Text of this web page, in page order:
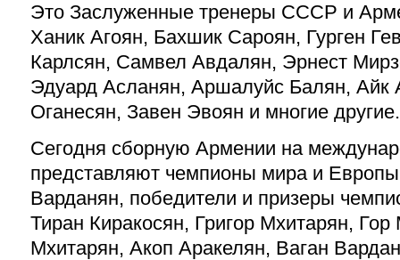
Это Заслуженные тренеры СССР и
Ханик Агоян, Бахшик Сароян, Гурген
Карлсян, Самвел Авдалян, Эрнест
Эдуард Асланян, Аршалуйс Балян, Айк
Оганесян, Завен Эвоян и многие другие.
Сегодня сборную Армении на
представляют чемпионы мира и
Варданян, победители и призеры
Тиран Киракосян, Григор Мхитарян,
Мхитарян, Акоп Аракелян, Ваган